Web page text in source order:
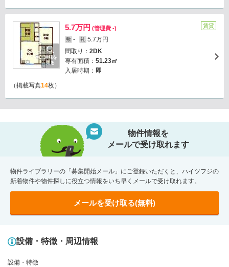
画像を
見る
5.7万円 (管理費 -)
敷 - 礼 5.7万円
間取り： 2DK
専有面積： 51.23㎡
入居時期： 即
賃貸
（掲載写真14枚）
物件情報を
メールで受け取れます
物件ライブラリーの「募集開始メール」にご登録いただくと、ハイツフジの
新着物件や物件探しに役立つ情報をいち早くメールで受け取れます。
メールを受け取る(無料)
設備・特徴・周辺情報
設備・特徴